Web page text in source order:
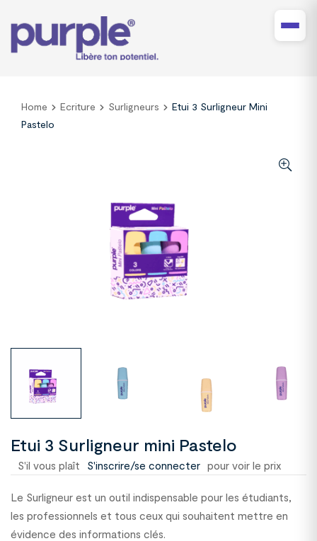
Home Ecriture Surligneurs
Etui 3 Surligneur Mini
Pastelo
Etui 3 Surligneur mini Pastelo
S'il vous plaît S'inscrire/se connecter pour voir le prix
Le Surligneur est un outil indispensable pour les étudiants,
les professionnels et tous ceux qui souhaitent mettre en
évidence des informations clés.